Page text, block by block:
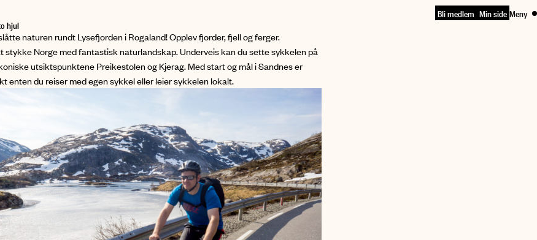
Bli medlem Min sideMeny
hjul
naturen rundt Lysefjorden i Rogaland! Opplev fjorder, fjell og ferger.
stykke Norge med fantastisk naturlandskap. Underveis kan du sette sykkelen på
utsiktspunktene Preikestolen og Kjerag. Med start og mål i Sandnes er
enten du reiser med egen sykkel eller leier sykkelen lokalt.